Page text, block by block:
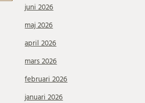
juni 2026
maj 2026
april 2026
mars 2026
februari 2026
januari 2026